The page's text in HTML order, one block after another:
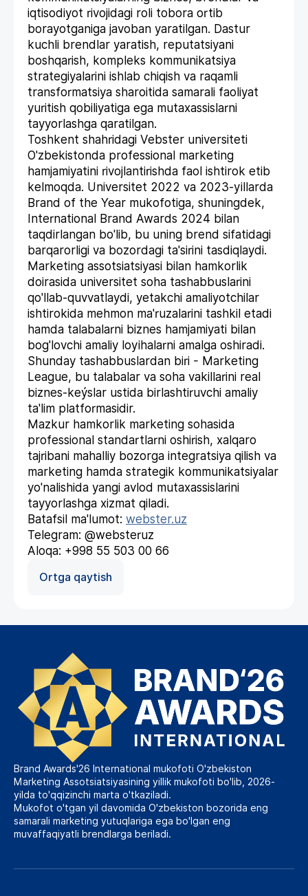
iqtisodiyot rivojidagi roli tobora ortib
borayotganiga javoban yaratilgan. Dastur
kuchli brendlar yaratish, reputatsiyani
boshqarish, kompleks kommunikatsiya
strategiyalarini ishlab chiqish va raqamli
transformatsiya sharoitida samarali faoliyat
yuritish qobiliyatiga ega mutaxassislarni
tayyorlashga qaratilgan.
Toshkent shahridagi Vebster universiteti
O'zbekistonda professional marketing
hamjamiyatini rivojlantirishda faol ishtirok etib
kelmoqda. Universitet 2022 va 2023-yillarda
Brand of the Year mukofotiga, shuningdek,
International Brand Awards 2024 bilan
taqdirlangan bo'lib, bu uning brend sifatidagi
barqarorligi va bozordagi ta'sirini tasdiqlaydi.
Marketing assotsiatsiyasi bilan hamkorlik
doirasida universitet soha tashabbuslarini
qo'llab-quvvatlaydi, yetakchi amaliyotchilar
ishtirokida mehmon ma'ruzalarini tashkil etadi
hamda talabalarni biznes hamjamiyati bilan
bog'lovchi amaliy loyihalarni amalga oshiradi.
Shunday tashabbuslardan biri - Marketing
League, bu talabalar va soha vakillarini real
biznes-keýslar ustida birlashtiruvchi amaliy
ta'lim platformasidir.
Mazkur hamkorlik marketing sohasida
professional standartlarni oshirish, xalqaro
tajribani mahalliy bozorga integratsiya qilish va
marketing hamda strategik kommunikatsiyalar
yo'nalishida yangi avlod mutaxassislarini
tayyorlashga xizmat qiladi.
Batafsil ma'lumot: webster.uz
Telegram: @websteruz
Aloqa: +998 55 503 00 66
Ortga qaytish
Brand Awards'26 International mukofoti O'zbekiston
Marketing Assotsiatsiyasining yillik mukofoti bo'lib, 2026-
yilda to'qqizinchi marta o'tkaziladi.
Mukofot o'tgan yil davomida O'zbekiston bozorida eng
samarali marketing yutuqlariga ega bo'lgan eng
muvaffaqiyatli brendlarga beriladi.